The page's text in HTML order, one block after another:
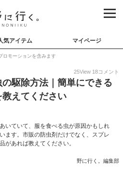
気アイテム マイページ
ロモーションを含みます
25View 18コメント
駆除方法｜簡単にできる
えてください
いていて、服を食べる虫が原因かもしれ
ます。市販の防虫剤だけでなく、スプレ
があれば教えてください。
野に行く。編集部